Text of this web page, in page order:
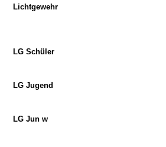
Lichtgewehr
LG Schüler
LG Jugend
LG Jun w